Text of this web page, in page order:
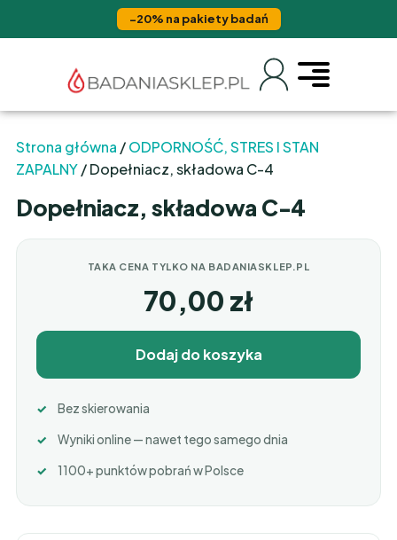
−20% na pakiety badań
Strona główna /ODPORNOŚĆ, STRES I STAN
ZAPALNY/ Dopełniacz, składowa C-4
Dopełniacz, składowa C-4
TAKA CENA TYLKO NA BADANIASKLEP.PL
70,00 zł
Dodaj do koszyka
Bez skierowania
Wyniki online — nawet tego samego dnia
1100+ punktów pobrań w Polsce